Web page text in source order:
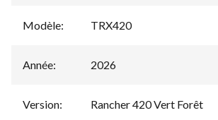
Modèle: TRX420
Année: 2026
Version: Rancher 420 Vert Forêt